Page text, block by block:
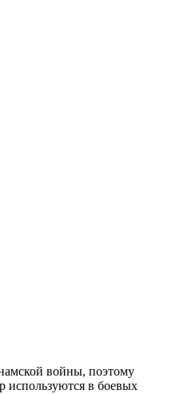
войны, поэтому
используются в боевых